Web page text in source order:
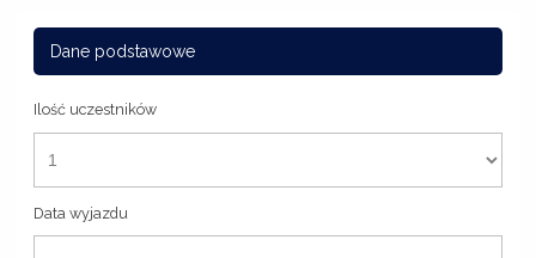
Dane podstawowe
Ilość uczestników
Data wyjazdu